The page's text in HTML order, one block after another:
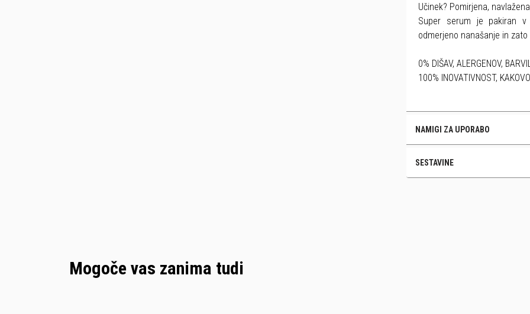
Učinek? Pomirjena,
Super serum je pakiran v
odmerjeno nanašanje in
0% DIŠAV, ALERGENOV,
100% INOVATIVNOST,
NAMIGI ZA UPORABO
SESTAVINE
Mogoče vas zanima tudi